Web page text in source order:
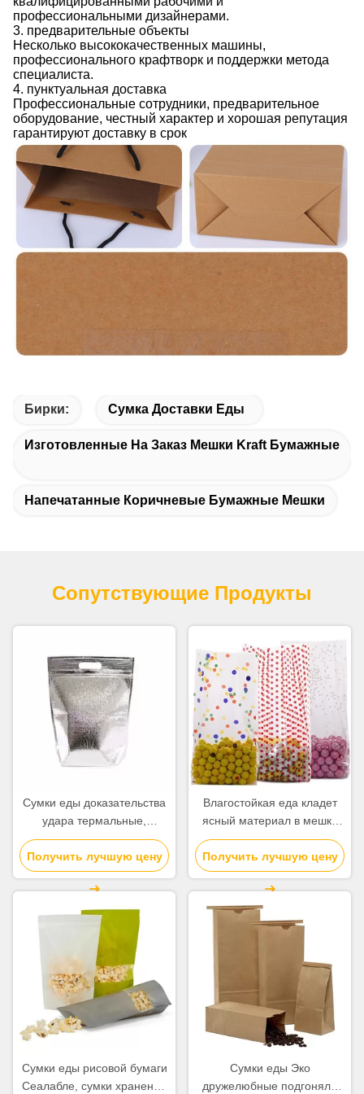
профессиональными дизайнерами.
3. предварительные объекты
Несколько высококачественных машины,
профессионального крафтворк и поддержки метода
специалиста.
4. пунктуальная доставка
Профессиональные сотрудники, предварительное
оборудование, честный характер и хорошая репутация
гарантируют доставку в срок
Бирки: Сумка Доставки Еды
Изготовленные На Заказ Мешки Kraft Бумажные
Напечатанные Коричневые Бумажные Мешки
Сопутствующие Продукты
Сумки еды доказательства
удара термальные,
изолированная доставка
еды кладут алюминиевый
материал в мешки фильма
Получить лучшую цену
Влагостойкая еда кладет
ясный материал в мешки
полипропилена
виолончели для трудной
конфеты
Получить лучшую цену
Сумки еды рисовой бумаги
Сеалабле, сумки хранения
Сумки еды Эко
дружелюбные подгоняли